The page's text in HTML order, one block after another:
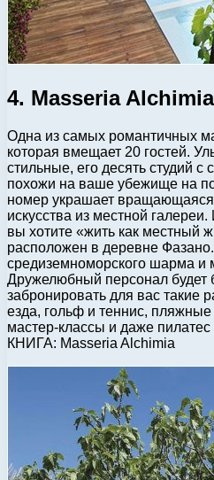
4. Masseria Alchimia
Одна из самых романтичных
которая вмещает 20 гостей.
стильные, его десять студий с
похожи на ваше убежище на
номер украшает вращающаяся
искусства из местной
вы хотите «жить как местный
расположен в деревне
средиземноморского шарма и
Дружелюбный персонал будет
забронировать для вас такие
езда, гольф и теннис,
мастер-классы и даже
КНИГА: Masseria Alchimia